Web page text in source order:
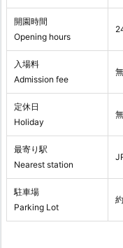
開園時間
Opening hours
入場料
Admission fee
定休日
Holiday
最寄り駅
Nearest station
駐車場
Parking Lot